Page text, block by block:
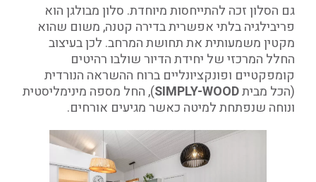
גם הסלון זכה להתייחסות מיוחדת. סלון מבולגן הוא
פריבילגיה בלתי אפשרית בדירה קטנה, משום שהוא
מקטין משמעותית את תחושת המרחב. לכן בעיצוב
החלל המרכזי של יחידת הדיור שולבו רהיטים
קומפקטיים ופונקציונליים ברוח ההשראה הנורדית
(הכל מביתSIMPLY-WOOD), החל מספה מינימליסטית
ונוחה שנפתחת למיטה כאשר מגיעים אורחים.